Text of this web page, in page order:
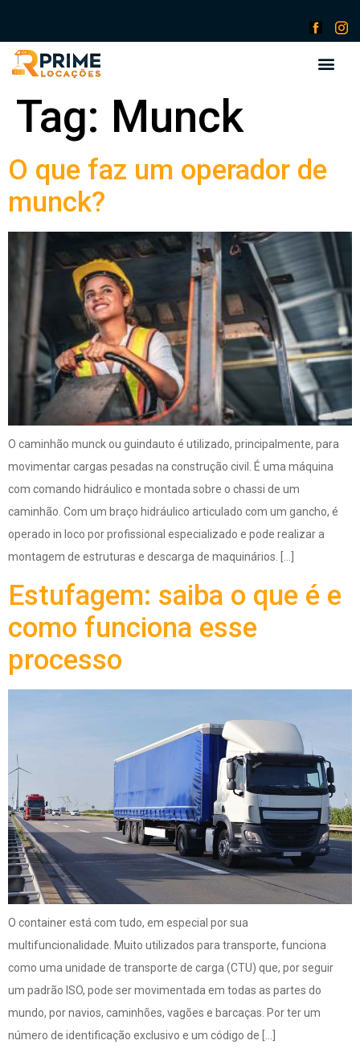
Tag: Munck
O que faz um operador de
munck?
O caminhão munck ou guindauto é utilizado, principalmente, para
movimentar cargas pesadas na construção civil. É uma máquina
com comando hidráulico e montada sobre o chassi de um
caminhão. Com um braço hidráulico articulado com um gancho, é
operado in loco por profissional especializado e pode realizar a
montagem de estruturas e descarga de maquinários. […]
Estufagem: saiba o que é e
como funciona esse
processo
O container está com tudo, em especial por sua
multifuncionalidade. Muito utilizados para transporte, funciona
como uma unidade de transporte de carga (CTU) que, por seguir
um padrão ISO, pode ser movimentada em todas as partes do
mundo, por navios, caminhões, vagões e barcaças. Por ter um
número de identificação exclusivo e um código de […]